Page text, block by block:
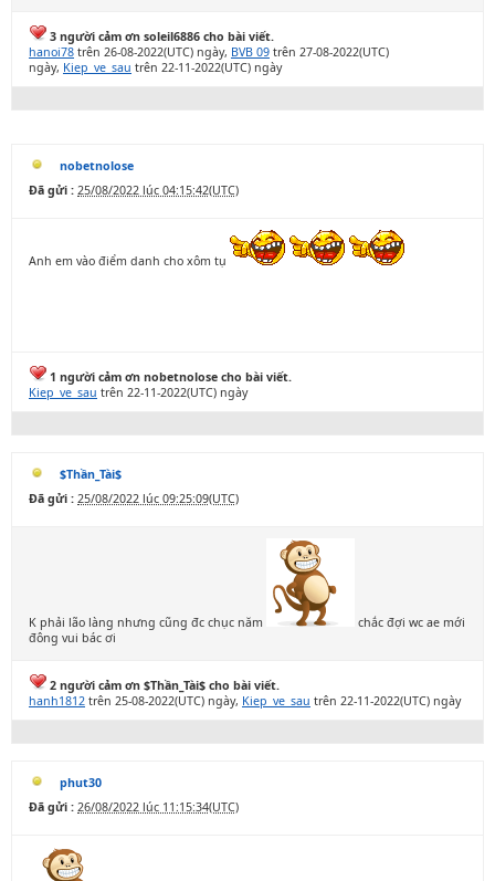
3 người cảm ơn soleil6886 cho bài viết.
hanoi78 trên 26-08-2022(UTC) ngày, BVB 09 trên 27-08-2022(UTC)
ngày, Kiep_ve_sau trên 22-11-2022(UTC) ngày
nobetnolose
Đã gửi : 25/08/2022 lúc 04:15:42(UTC)
Anh em vào điểm danh cho xôm tụ
1 người cảm ơn nobetnolose cho bài viết.
Kiep_ve_sau trên 22-11-2022(UTC) ngày
$Thần_Tài$
Đã gửi : 25/08/2022 lúc 09:25:09(UTC)
K phải lão làng nhưng cũng đc chục năm
chắc đợi wc ae mới
đông vui bác ơi
2 người cảm ơn $Thần_Tài$ cho bài viết.
hanh1812 trên 25-08-2022(UTC) ngày, Kiep_ve_sau trên 22-11-2022(UTC) ngày
phut30
Đã gửi : 26/08/2022 lúc 11:15:34(UTC)